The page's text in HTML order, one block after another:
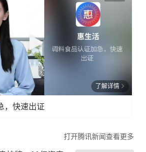
了解详情
，快速出证
打开腾讯新闻查看更多